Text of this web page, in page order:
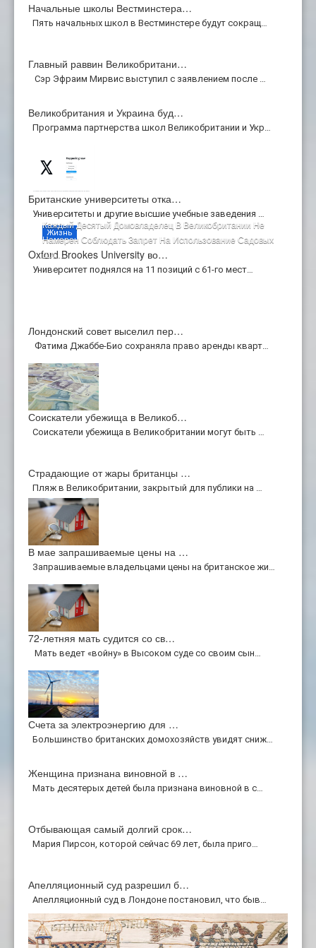
Начальные школы Вестминстера…
Пять начальных школ в Вестминстере будут сокращ…
Главный раввин Великобритани…
Сэр Эфраим Мирвис выступил с заявлением после …
Великобритания и Украина буд…
Программа партнерства школ Великобритании и Укр…
Британские университеты отка…
Университеты и другие высшие учебные заведения …
Oxford Brookes University во…
Университет поднялся на 11 позиций с 61-го мест…
Каждый Десятый Домовладелец В Великобритании Не
Намерен Соблюдать Запрет На Использование Садовых
Шл…
авг 03 2026 Hits:162
Жизнь
Лондонский совет выселил пер…
Фатима Джаббе-Био сохраняла право аренды кварт…
Соискатели убежища в Великоб…
Соискатели убежища в Великобритании могут быть …
Страдающие от жары британцы …
Пляж в Великобритании, закрытый для публики на …
В мае запрашиваемые цены на …
Запрашиваемые владельцами цены на британское жи…
72-летняя мать судится со св…
Мать ведет «войну» в Высоком суде со своим сын…
Счета за электроэнергию для …
Большинство британских домохозяйств увидят сниж…
Женщина признана виновной в …
Мать десятерых детей была признана виновной в с…
Отбывающая самый долгий срок…
Мария Пирсон, которой сейчас 69 лет, была приго…
Апелляционный суд разрешил б…
Апелляционный суд в Лондоне постановил, что быв…